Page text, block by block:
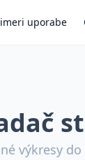
uporabe
výkresy